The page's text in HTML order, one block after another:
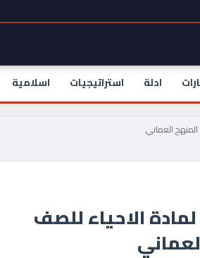
ادلة استراتيجيات اسلامية
العماني
الاحياء للصف